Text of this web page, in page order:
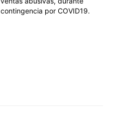
contingencia por COVID19.